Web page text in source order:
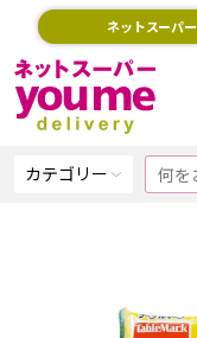
ネットスーパー
カテゴリー